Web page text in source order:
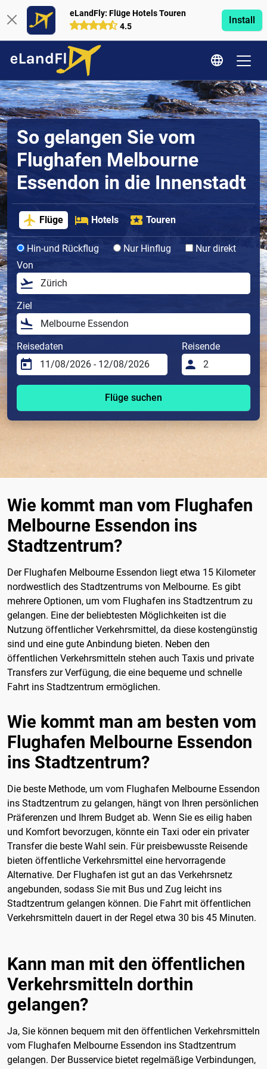
eLandFly: Flüge Hotels Touren
4.5
Install
So gelangen Sie vom
Flughafen Melbourne
Essendon in die Innenstadt
Flüge Hotels Touren
Hin-und Rückflug Nur Hinflug
Nur direkt
Von
Ziel
Reisedaten Reisende
Flüge suchen
Wie kommt man vom Flughafen
Melbourne Essendon ins
Stadtzentrum?
Der Flughafen Melbourne Essendon liegt etwa 15 Kilometer
nordwestlich des Stadtzentrums von Melbourne. Es gibt
mehrere Optionen, um vom Flughafen ins Stadtzentrum zu
gelangen. Eine der beliebtesten Möglichkeiten ist die
Nutzung öffentlicher Verkehrsmittel, da diese kostengünstig
sind und eine gute Anbindung bieten. Neben den
öffentlichen Verkehrsmitteln stehen auch Taxis und private
Transfers zur Verfügung, die eine bequeme und schnelle
Fahrt ins Stadtzentrum ermöglichen.
Wie kommt man am besten vom
Flughafen Melbourne Essendon
ins Stadtzentrum?
Die beste Methode, um vom Flughafen Melbourne Essendon
ins Stadtzentrum zu gelangen, hängt von Ihren persönlichen
Präferenzen und Ihrem Budget ab. Wenn Sie es eilig haben
und Komfort bevorzugen, könnte ein Taxi oder ein privater
Transfer die beste Wahl sein. Für preisbewusste Reisende
bieten öffentliche Verkehrsmittel eine hervorragende
Alternative. Der Flughafen ist gut an das Verkehrsnetz
angebunden, sodass Sie mit Bus und Zug leicht ins
Stadtzentrum gelangen können. Die Fahrt mit öffentlichen
Verkehrsmitteln dauert in der Regel etwa 30 bis 45 Minuten.
Kann man mit den öffentlichen
Verkehrsmitteln dorthin
gelangen?
Ja, Sie können bequem mit den öffentlichen Verkehrsmitteln
vom Flughafen Melbourne Essendon ins Stadtzentrum
gelangen. Der Busservice bietet regelmäßige Verbindungen,